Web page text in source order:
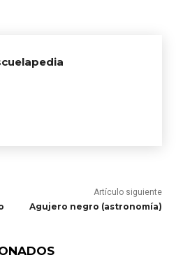
Artículo siguiente
Agujero negro (astronomía)